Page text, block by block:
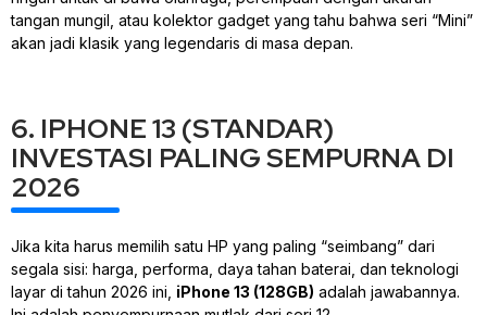
tangan mungil, atau kolektor gadget yang tahu bahwa seri “Mini”
akan jadi klasik yang legendaris di masa depan.
6. IPHONE 13 (STANDAR)
INVESTASI PALING SEMPURNA DI
2026
Jika kita harus memilih satu HP yang paling “seimbang” dari
segala sisi: harga, performa, daya tahan baterai, dan teknologi
layar di tahun 2026 ini, iPhone 13 (128GB) adalah jawabannya.